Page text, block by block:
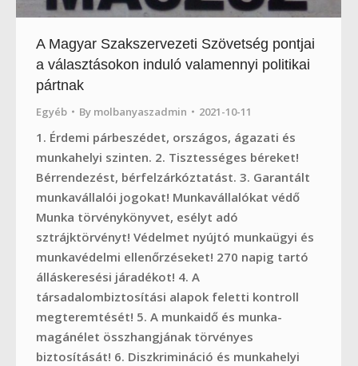
A Magyar Szakszervezeti Szövetség pontjai
a választásokon induló valamennyi politikai
pártnak
Egyéb By molbanyaszadmin 2021-10-11
1. Érdemi párbeszédet, országos, ágazati és
munkahelyi szinten. 2. Tisztességes béreket!
Bérrendezést, bérfelzárkóztatást. 3. Garantált
munkavállalói jogokat! Munkavállalókat védő
Munka törvénykönyvet, esélyt adó
sztrájktörvényt! Védelmet nyújtó munkaügyi és
munkavédelmi ellenőrzéseket! 270 napig tartó
álláskeresési járadékot! 4. A
társadalombiztosítási alapok feletti kontroll
megteremtését! 5. A munkaidő és munka-
magánélet összhangjának törvényes
biztosítását! 6. Diszkrimináció és munkahelyi